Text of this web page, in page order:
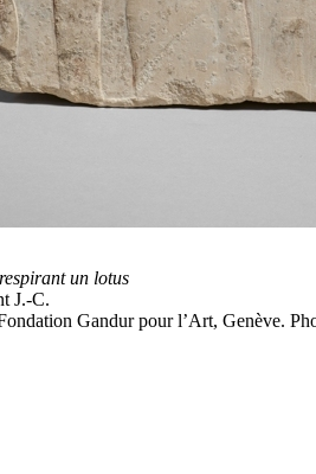
un lotus
J.-C.
Gandur pour l’Art, Genève.